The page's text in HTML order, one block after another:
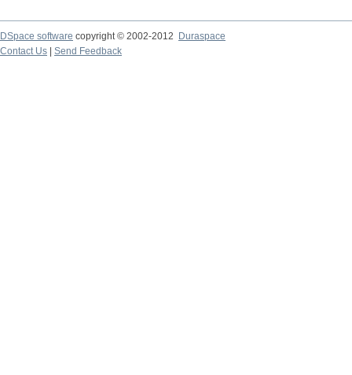
DSpace software copyright © 2002-2012
Duraspace
Contact Us
Send Feedback